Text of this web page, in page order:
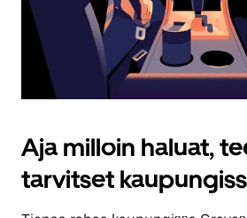
Aja milloin haluat,
tarvitset